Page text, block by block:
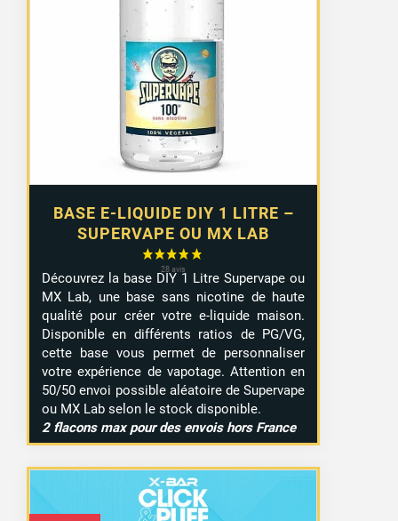
BASE E-LIQUIDE DIY 1 LITRE –
SUPERVAPE OU MX LAB
Découvrez la base DIY 1 Litre Supervape ou
MX Lab, une base sans nicotine de haute
qualité pour créer votre e-liquide maison.
Disponible en différents ratios de PG/VG,
cette base vous permet de personnaliser
votre expérience de vapotage. Attention en
50/50 envoi possible aléatoire de Supervape
ou MX Lab selon le stock disponible.
2 flacons max pour des envois hors France